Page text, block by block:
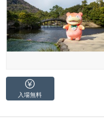
入場無料